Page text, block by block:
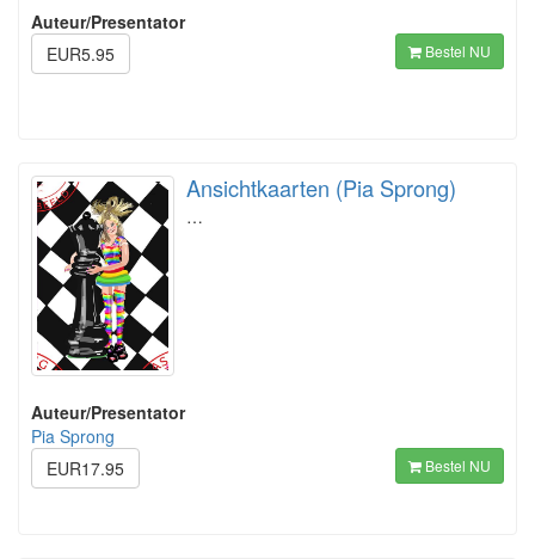
Auteur/Presentator
EUR5.95
Bestel NU
Ansichtkaarten (Pia Sprong)
…
Auteur/Presentator
Pia Sprong
EUR17.95
Bestel NU